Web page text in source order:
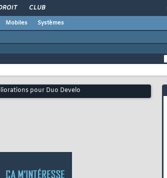
CLUB
Mobiles
Systèmes
pour Duo Develo